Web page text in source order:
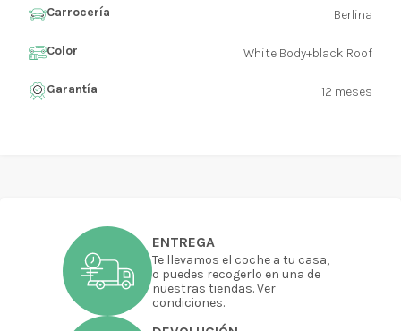
ENTREGA
Te llevamos el coche a tu casa,
o puedes recogerlo en una de
nuestras tiendas. Ver
condiciones.
Carrocería Berlina
Color White Body+black Roof
Garantía 12 meses